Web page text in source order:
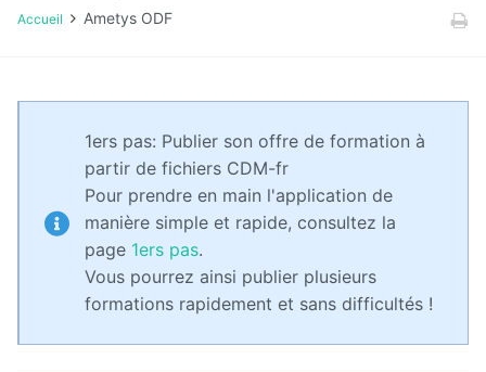
pas]
Publier
son offre
formation
à partir
de
fichiers
CDM-fr
générale
Accueil Ametys ODF
1ers pas: Publier son offre de formation à
partir de fichiers CDM-fr
Pour prendre en main l'application de
manière simple et rapide, consultez la
page 1ers pas.
Vous pourrez ainsi publier plusieurs
formations rapidement et sans difficultés !